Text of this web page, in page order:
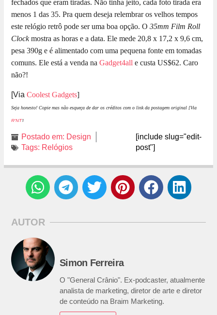
fechados que eram tiradas. Não tinha jeito, cada foto tirada era
menos 1 das 35. Pra quem deseja relembrar os velhos tempos
este relógio retrô pode ser uma boa opção. O 35mm Film Roll
Clockmostra as horas e a data. Ele mede 20,8 x 17,2 x 9,6 cm,
pesa 390g e é alimentado com uma pequena fonte em tomadas
comuns. Ele está a venda na Gadget4all e custa US$62. Caro
não?!
[Via Coolest Gadgets]
Seja honesto! Copie mas não esqueça de dar os créditos com o link da postagem original [Via
R’NT].
Postado em: Design
Tags: Relógios
[include slug="edit-
post"]
AUTOR
Simon Ferreira
O "General Crânio". Ex-podcaster, atualmente
analista de marketing, diretor de arte e diretor
de conteúdo na Braim Marketing.